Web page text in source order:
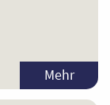
Mehr